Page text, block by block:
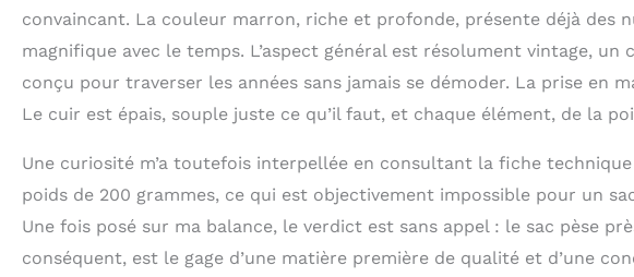
convaincant. La couleur marron, riche et profonde, présente déjà des
magnifique avec le temps. L’aspect général est résolument vintage,
conçu pour traverser les années sans jamais se démoder. La prise en
Le cuir est épais, souple juste ce qu’il faut, et chaque élément, de la
Une curiosité m’a toutefois interpellée en consultant la fiche
poids de 200 grammes, ce qui est objectivement impossible pour un
Une fois posé sur ma balance, le verdict est sans appel : le sac pèse
conséquent, est le gage d’une matière première de qualité et d’une